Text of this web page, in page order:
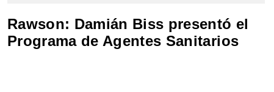
Rawson: Damián Biss presentó el
Programa de Agentes Sanitarios